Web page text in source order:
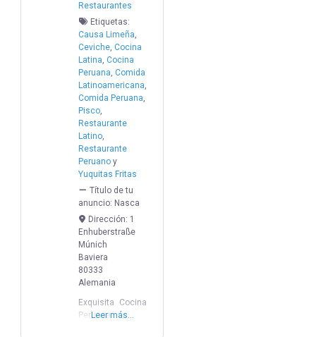
Restaurantes
Etiquetas:
Causa Limeña,
Ceviche, Cocina
Latina, Cocina
Peruana, Comida
Latinoamericana,
Comida Peruana,
Pisco,
Restaurante
Latino,
Restaurante
Peruano y
Yuquitas Fritas
Título de tu
anuncio: Nasca
Dirección: 1
Enhuberstraße
Múnich
Baviera
80333
Alemania
Exquisita Cocina
Peruana
Leer más...